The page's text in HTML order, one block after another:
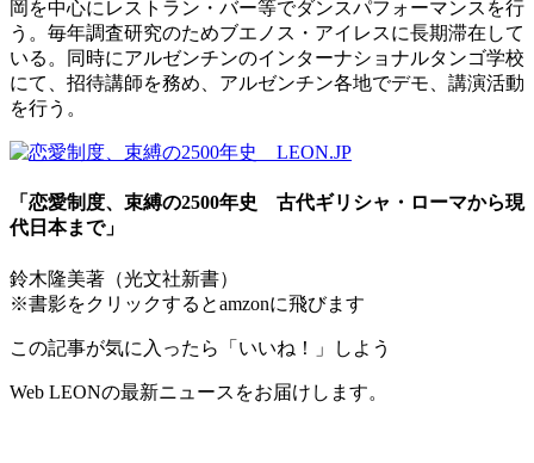
岡を中心にレストラン・バー等でダンスパフォーマンスを行
う。毎年調査研究のためブエノス・アイレスに長期滞在して
いる。同時にアルゼンチンのインターナショナルタンゴ学校
にて、招待講師を務め、アルゼンチン各地でデモ、講演活動
を行う。
「恋愛制度、束縛の2500年史 古代ギリシャ・ローマから現
代日本まで」
鈴木隆美著（光文社新書）
※書影をクリックするとamzonに飛びます
この記事が気に入ったら「いいね！」しよう
Web LEONの最新ニュースをお届けします。